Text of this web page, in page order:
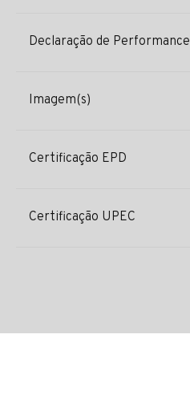
Declaração de Performance
Imagem(s)
Certificação EPD
Certificação UPEC